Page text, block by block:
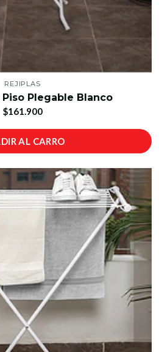
REJIPLAS
Plegable Blanco
$161.900
AL CARRO